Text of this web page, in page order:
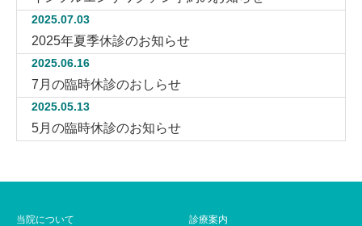
2025.07.03
2025年夏季休診のお知らせ
2025.06.16
7月の臨時休診のおしらせ
2025.05.13
5月の臨時休診のお知らせ
当院について 診療案内